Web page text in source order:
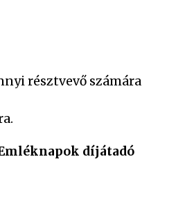
résztvevő számára
díjátadó